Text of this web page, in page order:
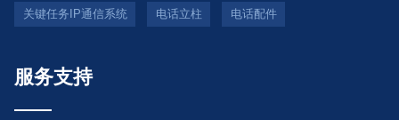
关键任务IP通信系统 电话立柱 电话配件
服务支持